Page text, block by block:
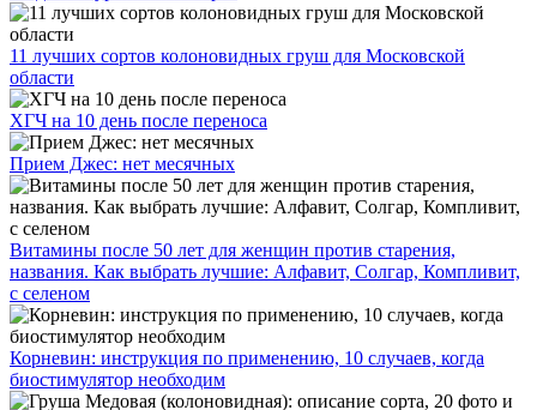
11 лучших сортов колоновидных груш для Московской
области
ХГЧ на 10 день после переноса
Прием Джес: нет месячных
Витамины после 50 лет для женщин против старения,
названия. Как выбрать лучшие: Алфавит, Солгар, Компливит,
с селеном
Корневин: инструкция по применению, 10 случаев, когда
биостимулятор необходим